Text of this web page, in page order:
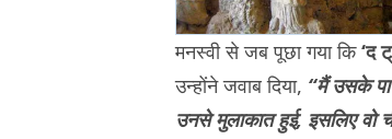
मनस्वी से जब पूछा गया कि‘द
उन्होंने जवाब दिया, “मैं उसके
उनसे मुलाकात हुई, इसलिए वो